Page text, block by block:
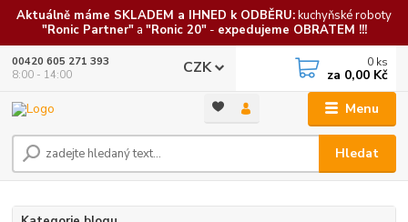
Aktuálně máme SKLADEM a IHNED k ODBĚRU:kuchyňské roboty
"Ronic Partner"a "Ronic 20"- expedujeme OBRATEM !!!
Menu
CZK
Hledat
00420 605 271 393
8:00 - 14:00
0 ks
za 0,00 Kč